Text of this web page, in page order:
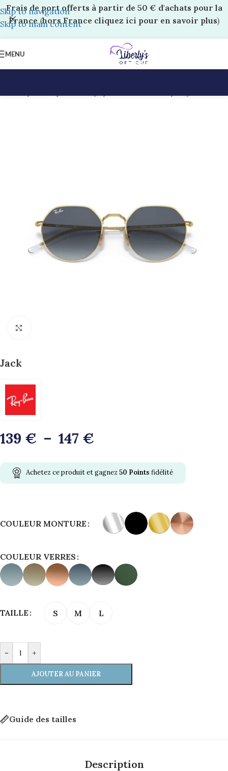
Skip to navigation
Skip to main content
Frais de port offerts à partir de 50 € d'achats pour la
France(hors France cliquez ici pour en savoir plus)
MENU
Jack
139 € – 147 €
Achetez ce produit et gagnez 50 Points fidélité
COULEUR MONTURE
COULEUR VERRES
TAILLE S M L
- +
AJOUTER AU PANIER
Guide des tailles
Description